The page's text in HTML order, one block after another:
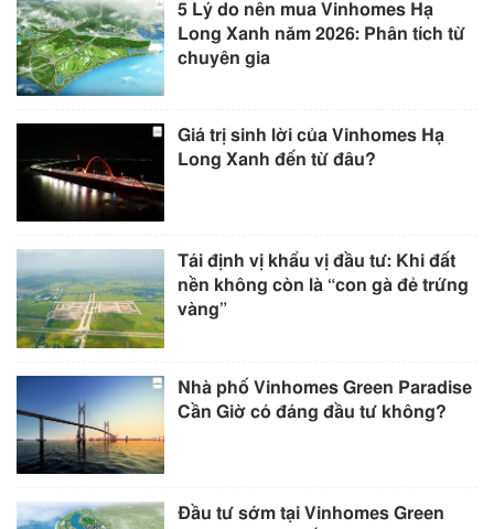
5 Lý do nên mua Vinhomes Hạ
Long Xanh năm 2026: Phân tích từ
chuyên gia
Giá trị sinh lời của Vinhomes Hạ
Long Xanh đến từ đâu?
Tái định vị khẩu vị đầu tư: Khi đất
nền không còn là “con gà đẻ trứng
vàng”
Nhà phố Vinhomes Green Paradise
Cần Giờ có đáng đầu tư không?
Đầu tư sớm tại Vinhomes Green